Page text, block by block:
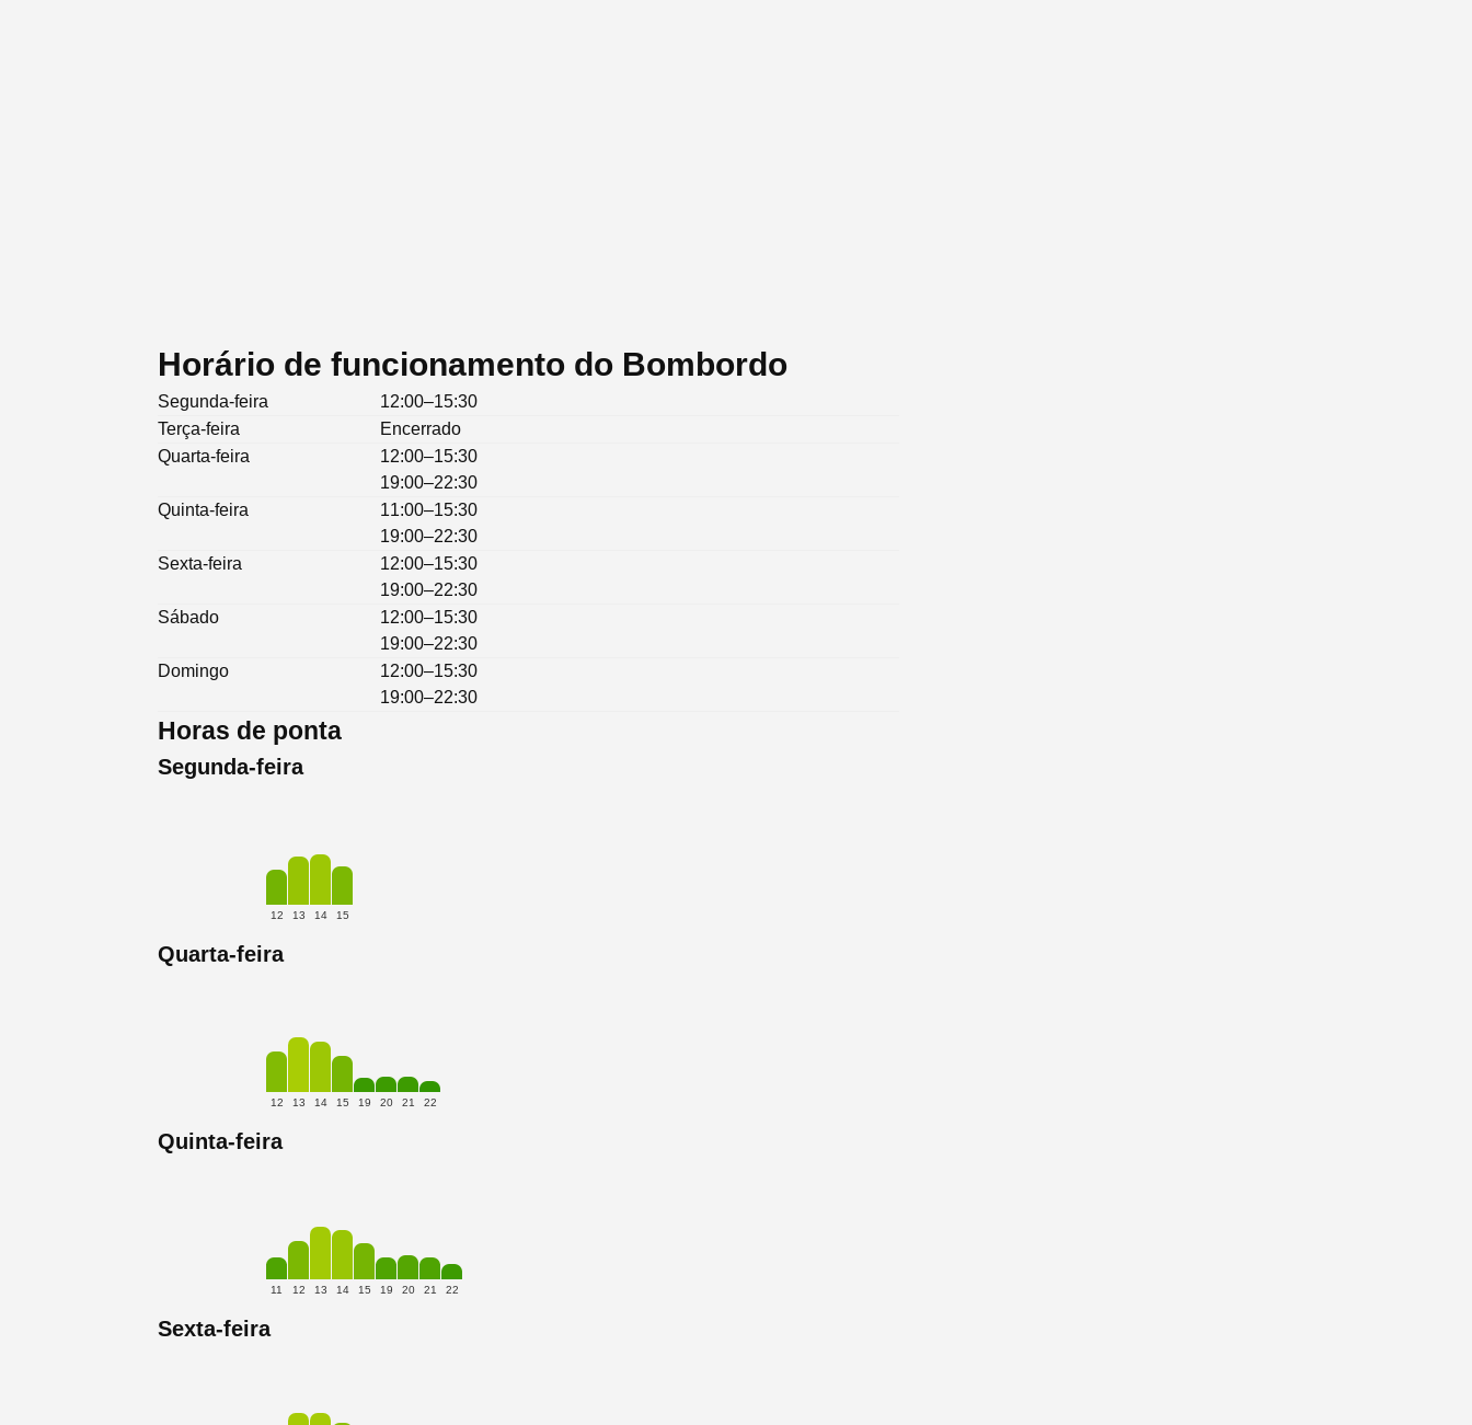
Horário de funcionamento do Bombordo
Segunda-feira
12:00–15:30
Terça-feira
Encerrado
Quarta-feira
12:00–15:30
19:00–22:30
Quinta-feira
11:00–15:30
19:00–22:30
Sexta-feira
12:00–15:30
19:00–22:30
Sábado
12:00–15:30
19:00–22:30
Domingo
12:00–15:30
19:00–22:30
Horas de ponta
Segunda-feira
12 13 14 15
Quarta-feira
12 13 14 15 19 20 21 22
Quinta-feira
11 12 13 14 15 19 20 21 22
Sexta-feira